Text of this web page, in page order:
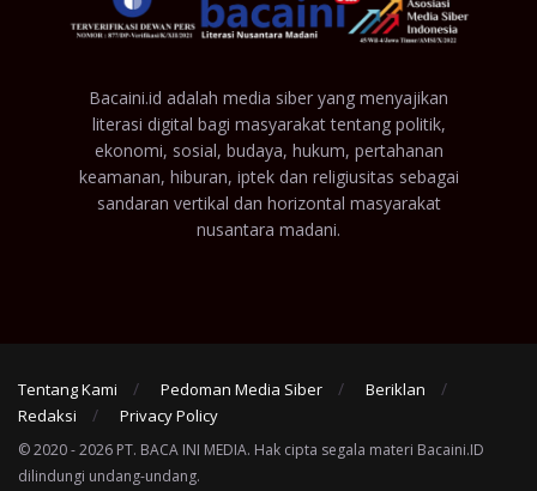
Bacaini.id adalah media siber yang menyajikan
literasi digital bagi masyarakat tentang politik,
ekonomi, sosial, budaya, hukum, pertahanan
keamanan, hiburan, iptek dan religiusitas sebagai
sandaran vertikal dan horizontal masyarakat
nusantara madani.
Tentang Kami Pedoman Media Siber
Beriklan
Redaksi
Privacy Policy
© 2020 - 2026 PT. BACA INI MEDIA. Hak cipta segala materi Bacaini.ID
dilindungi undang-undang.